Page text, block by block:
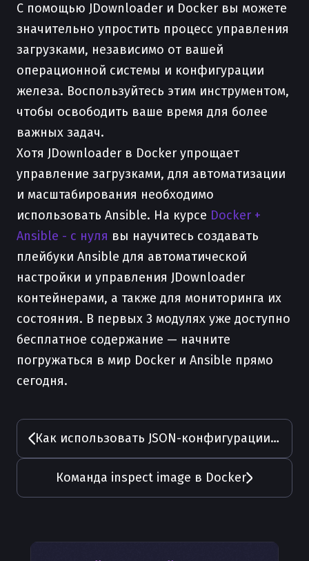
С помощью JDownloader и Docker вы можете
значительно упростить процесс управления
загрузками, независимо от вашей
операционной системы и конфигурации
железа. Воспользуйтесь этим инструментом,
чтобы освободить ваше время для более
важных задач.
Хотя JDownloader в Docker упрощает
управление загрузками, для автоматизации
и масштабирования необходимо
использовать Ansible. На курсе Docker +
Ansible - с нуля вы научитесь создавать
плейбуки Ansible для автоматической
настройки и управления JDownloader
контейнерами, а также для мониторинга их
состояния. В первых 3 модулях уже доступно
бесплатное содержание — начните
погружаться в мир Docker и Ansible прямо
сегодня.
Как использовать JSON-конфигурации в Docker
Команда inspect image в Docker